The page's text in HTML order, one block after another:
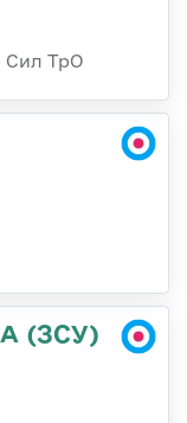
Сил ТрО
(ЗСУ)